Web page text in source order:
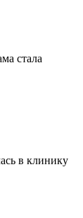
стала
в клинику